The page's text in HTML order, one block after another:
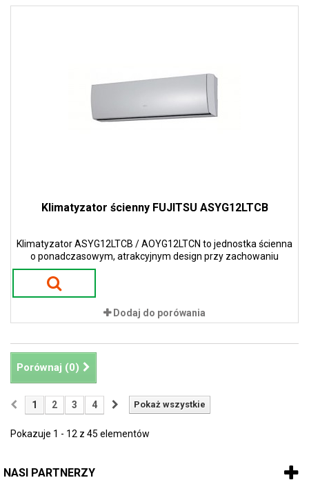
Klimatyzator ścienny FUJITSU ASYG12LTCB
Klimatyzator ASYG12LTCB / AOYG12LTCN to jednostka ścienna
o ponadczasowym, atrakcyjnym design przy zachowaniu
wąskiej i smukłej konstrukcji w kolorze białym.
Dodaj do porówania
Porównaj (0)
Pokaż wszystkie
1 2 3 4
Pokazuje 1 - 12 z 45 elementów
NASI PARTNERZY